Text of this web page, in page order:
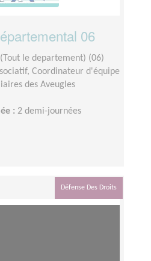
06
le departement) (06)
Coordinateur d'équipe
des Aveugles
: 2 demi-journées
Défense Des Droits